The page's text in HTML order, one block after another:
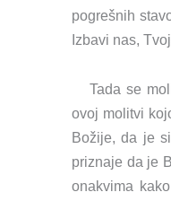
pogrešnih
Izbavi nas,
Tada se
ovoj molitvi
Božije, da je
priznaje da je
onakvima